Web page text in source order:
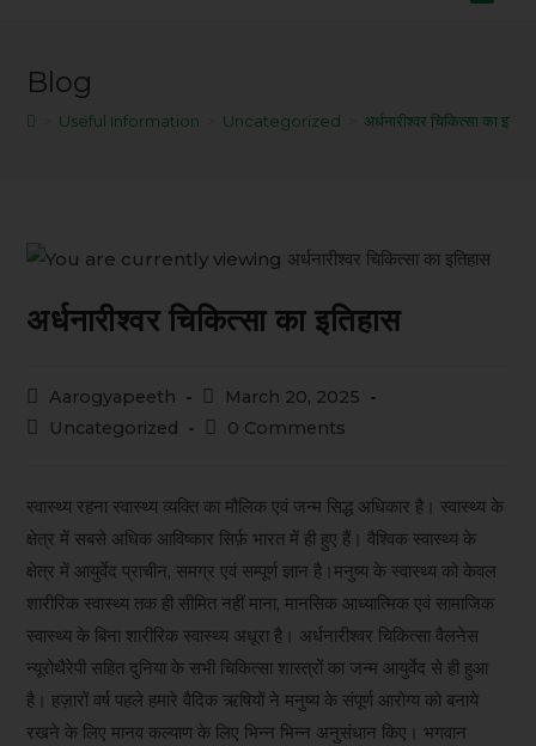
Blog
Useful Information Uncategorized अर्धनारीश्वर चिकित्सा का
अर्धनारीश्वर चिकित्सा का इतिहास
Aarogyapeeth
March 20, 2025
Uncategorized
0 Comments
स्वास्थ्य रहना स्वास्थ्य व्यक्ति का मौलिक एवं जन्म सिद्ध अधिकार है। स्वास्थ्य के
क्षेत्र में सबसे अधिक आविष्कार सिर्फ़ भारत में ही हुए हैं। वैश्विक स्वास्थ्य के
क्षेत्र में आयुर्वेद प्राचीन, समग्र एवं सम्पूर्ण ज्ञान है।मनुष्य के स्वास्थ्य को केवल
शारीरिक स्वास्थ्य तक ही सीमित नहीं माना, मानसिक आध्यात्मिक एवं सामाजिक
स्वास्थ्य के बिना शारीरिक स्वास्थ्य अधूरा है। अर्धनारीश्वर चिकित्सा वैलनेस
न्यूरोथैरेपी सहित दुनिया के सभी चिकित्सा शास्त्रों का जन्म आयुर्वेद से ही हुआ
है। हज़ारों वर्ष पहले हमारे वैदिक ऋषियों ने मनुष्य के संपूर्ण आरोग्य को बनाये
रखने के लिए मानव कल्याण के लिए भिन्न भिन्न अनुसंधान किए। भगवान